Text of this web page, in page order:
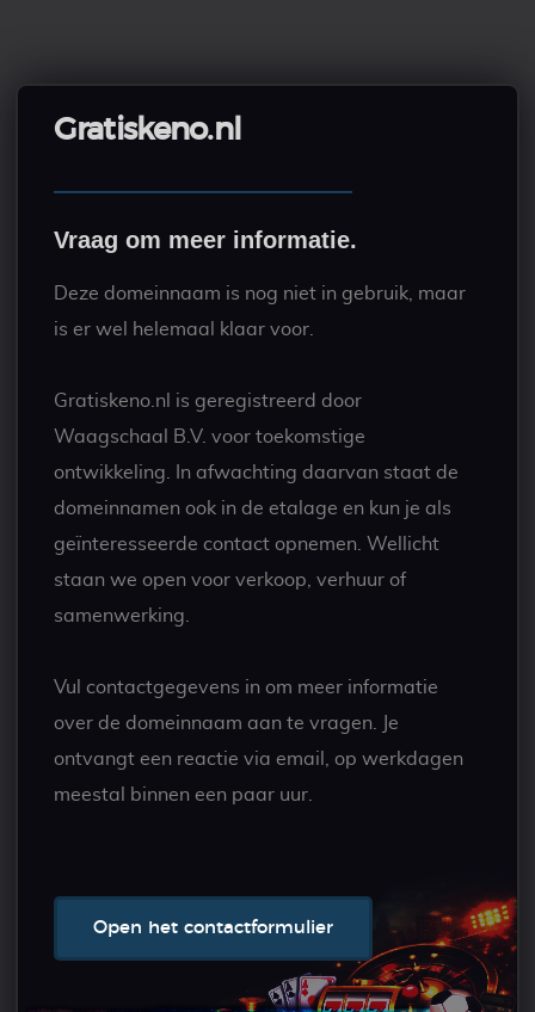
Gratiskeno.nl
Vraag om meer informatie.
Deze domeinnaam is nog niet in gebruik, maar
is er wel helemaal klaar voor.
Gratiskeno.nl is geregistreerd door
Waagschaal B.V. voor toekomstige
ontwikkeling. In afwachting daarvan staat de
domeinnamen ook in de etalage en kun je als
geïnteresseerde contact opnemen. Wellicht
staan we open voor verkoop, verhuur of
samenwerking.
Vul contactgegevens in om meer informatie
over de domeinnaam aan te vragen. Je
ontvangt een reactie via email, op werkdagen
meestal binnen een paar uur.